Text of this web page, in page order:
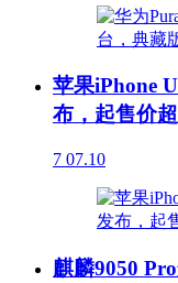
苹果iPhone
布，起售价
7 07.10
麒麟9050